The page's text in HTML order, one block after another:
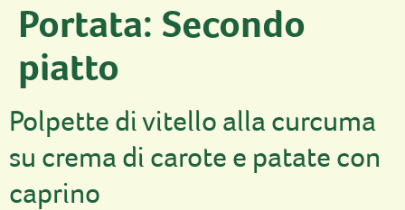
Portata: Secondo
piatto
Polpette di vitello alla curcuma
su crema di carote e patate con
caprino